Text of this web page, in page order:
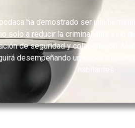
ha demostrado ser una
solo a reducir la criminalidad, sino
de seguridad y colaboración.
desempeñando un papel crucial